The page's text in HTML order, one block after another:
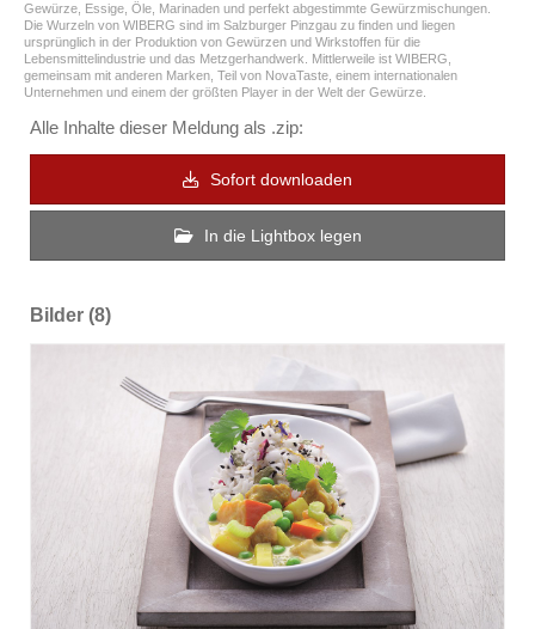
Gewürze, Essige, Öle, Marinaden und perfekt abgestimmte Gewürzmischungen.
Die Wurzeln von WIBERG sind im Salzburger Pinzgau zu finden und liegen
ursprünglich in der Produktion von Gewürzen und Wirkstoffen für die
Lebensmittelindustrie und das Metzgerhandwerk. Mittlerweile ist WIBERG,
gemeinsam mit anderen Marken, Teil von NovaTaste, einem internationalen
Unternehmen und einem der größten Player in der Welt der Gewürze.
Alle Inhalte dieser Meldung als .zip:
Sofort downloaden
In die Lightbox legen
Bilder (8)